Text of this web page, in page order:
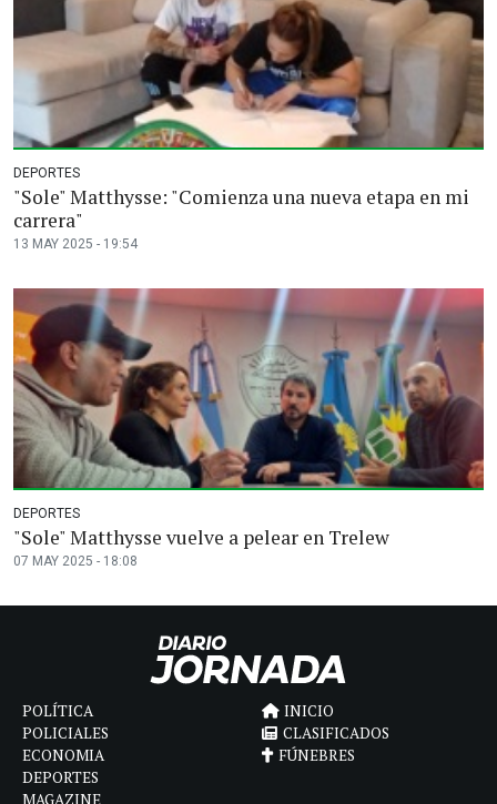
DEPORTES
"Sole" Matthysse: "Comienza una nueva etapa en mi
carrera"
13 MAY 2025 - 19:54
DEPORTES
"Sole" Matthysse vuelve a pelear en Trelew
07 MAY 2025 - 18:08
POLÍTICA
POLICIALES
ECONOMIA
DEPORTES
MAGAZINE
INICIO
CLASIFICADOS
FÚNEBRES